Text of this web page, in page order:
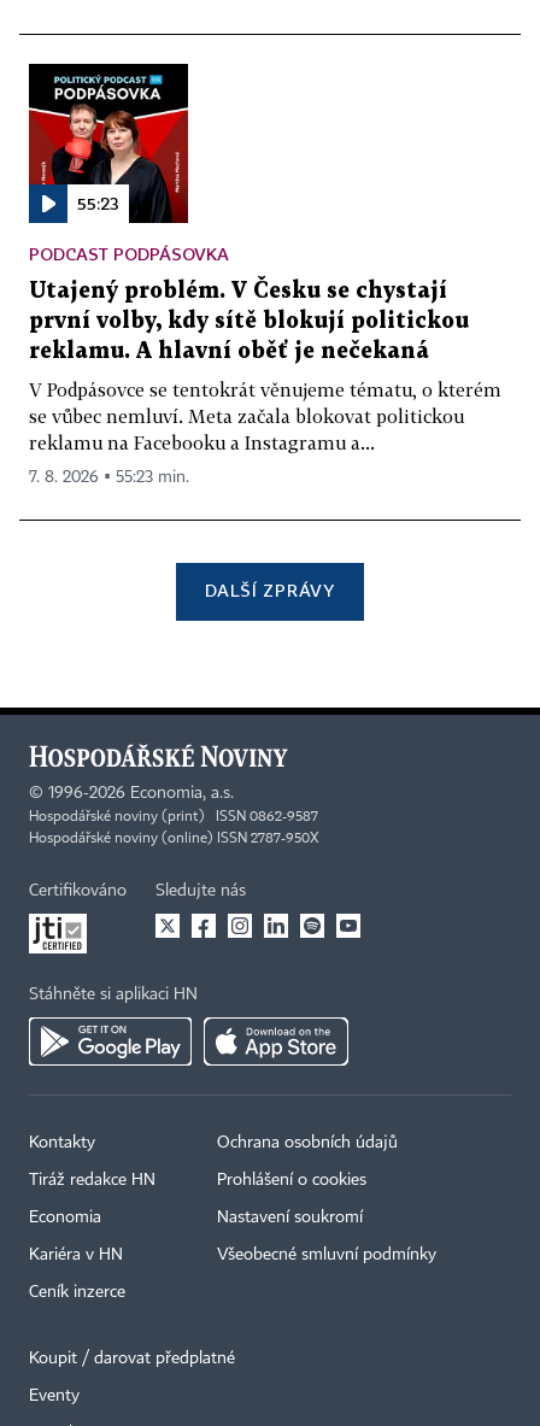
55:23
PODCAST PODPÁSOVKA
Utajený problém. V Česku se chystají
první volby, kdy sítě blokují politickou
reklamu. A hlavní oběť je nečekaná
V Podpásovce se tentokrát věnujeme tématu, o kterém
se vůbec nemluví. Meta začala blokovat politickou
reklamu na Facebooku a Instagramu a...
7. 8. 2026 ▪ 55:23 min.
DALŠÍ ZPRÁVY
© 1996-2026 Economia, a.s.
Hospodářské noviny (print) ISSN 0862-9587
Hospodářské noviny (online) ISSN 2787-950X
Certifikováno Sledujte nás
Stáhněte si aplikaci HN
Kontakty
Tiráž redakce HN
Economia
Kariéra v HN
Ceník inzerce
Ochrana osobních údajů
Prohlášení o cookies
Nastavení soukromí
Všeobecné smluvní podmínky
Koupit / darovat předplatné
Eventy